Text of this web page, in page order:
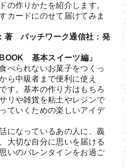
の作りかたを紹介します。
カードにのせて届けてみま
パッチワーク通信社：発
基本スイーツ編」
べられないお菓子をつくっ
ら中級者まで便利に使え
す。基本の作り方はもちろ
リや雑貨を粘土やレジンで
ていくための楽しいアイデ
になっているあの人に、義
大切な自分に思いを届ける
いのバレンタインをお過ご